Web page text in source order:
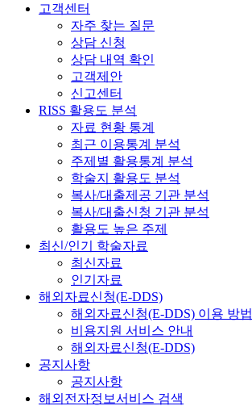
고객센터
자주 찾는 질문
상담 신청
상담 내역 확인
고객제안
신고센터
RISS 활용도 분석
자료 현황 통계
최근 이용통계 분석
주제별 활용통계 분석
학술지 활용도 분석
복사/대출제공 기관 분석
복사/대출신청 기관 분석
활용도 높은 주제
최신/인기 학술자료
최신자료
인기자료
해외자료신청(E-DDS)
해외자료신청(E-DDS) 이용 방법
비용지원 서비스 안내
해외자료신청(E-DDS)
공지사항
공지사항
해외전자정보서비스 검색